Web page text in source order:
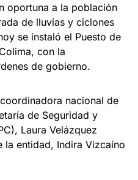
oportuna a la población
de lluvias y ciclones
se instaló el Puesto de
con la
de gobierno.
nacional de
de Seguridad y
Laura Velázquez
entidad, Indira Vizcaíno